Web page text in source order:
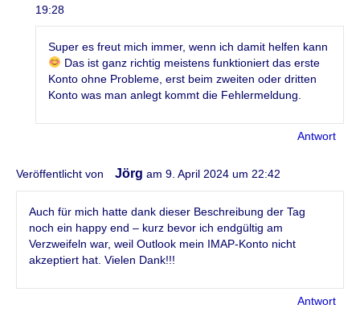
19:28
Super es freut mich immer, wenn ich damit helfen kann
Das ist ganz richtig meistens funktioniert das erste
Konto ohne Probleme, erst beim zweiten oder dritten
Konto was man anlegt kommt die Fehlermeldung.
Antwort
Veröffentlicht von Jörg am 9. April 2024 um 22:42
Auch für mich hatte dank dieser Beschreibung der Tag
noch ein happy end – kurz bevor ich endgültig am
Verzweifeln war, weil Outlook mein IMAP-Konto nicht
akzeptiert hat. Vielen Dank!!!
Antwort